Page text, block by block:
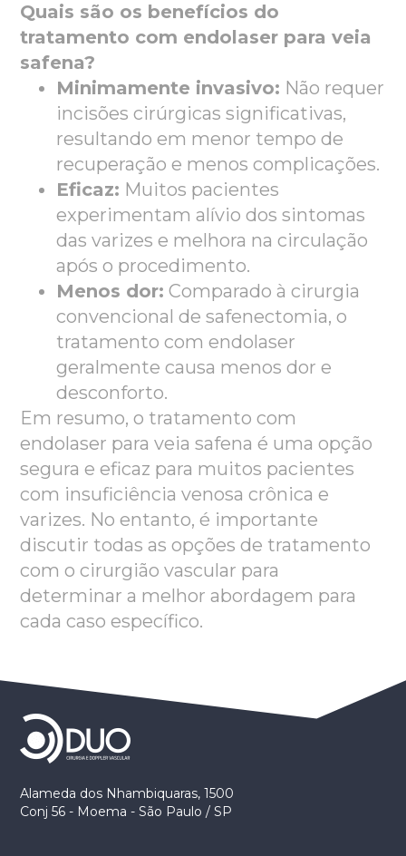
Quais são os benefícios do
tratamento com endolaser para veia
safena?
Minimamente invasivo: Não requer
incisões cirúrgicas significativas,
resultando em menor tempo de
recuperação e menos complicações.
Eficaz: Muitos pacientes
experimentam alívio dos sintomas
das varizes e melhora na circulação
após o procedimento.
Menos dor: Comparado à cirurgia
convencional de safenectomia, o
tratamento com endolaser
geralmente causa menos dor e
desconforto.
Em resumo, o tratamento com
endolaser para veia safena é uma opção
segura e eficaz para muitos pacientes
com insuficiência venosa crônica e
varizes. No entanto, é importante
discutir todas as opções de tratamento
com o cirurgião vascular para
determinar a melhor abordagem para
cada caso específico.
Alameda dos Nhambiquaras, 1500
Conj 56 - Moema - São Paulo / SP